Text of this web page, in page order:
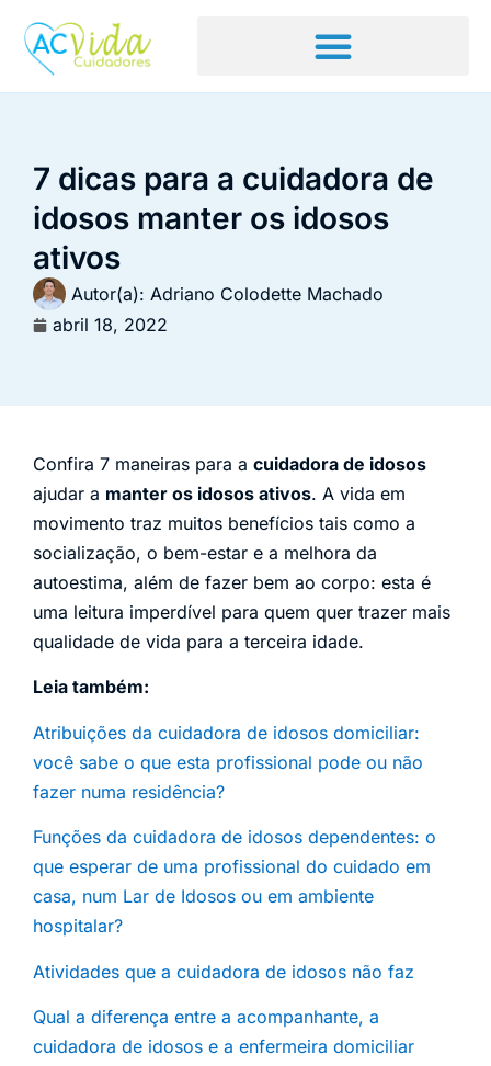
7 dicas para a cuidadora de
idosos manter os idosos
ativos
Autor(a): Adriano Colodette Machado
abril 18, 2022
Confira 7 maneiras para a cuidadora de idosos
ajudar a manter os idosos ativos. A vida em
movimento traz muitos benefícios tais como a
socialização, o bem-estar e a melhora da
autoestima, além de fazer bem ao corpo: esta é
uma leitura imperdível para quem quer trazer mais
qualidade de vida para a terceira idade.
Leia também:
Atribuições da cuidadora de idosos domiciliar:
você sabe o que esta profissional pode ou não
fazer numa residência?
Funções da cuidadora de idosos dependentes: o
que esperar de uma profissional do cuidado em
casa, num Lar de Idosos ou em ambiente
hospitalar?
Atividades que a cuidadora de idosos não faz
Qual a diferença entre a acompanhante, a
cuidadora de idosos e a enfermeira domiciliar